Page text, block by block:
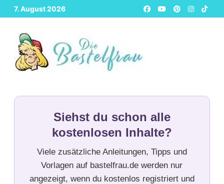
Zurück
zum
Inhalt
7. August 2026
Siehst du schon alle
kostenlosen Inhalte?
Viele zusätzliche Anleitungen, Tipps und
Vorlagen auf bastelfrau.de werden nur
angezeigt, wenn du kostenlos registriert und